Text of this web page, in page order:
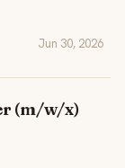
Jun 30, 2026
(m/w/x)